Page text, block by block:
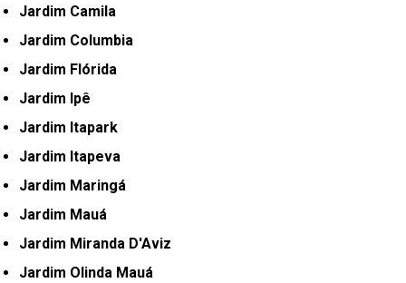
Jardim Camila
Jardim Columbia
Jardim Flórida
Jardim Ipê
Jardim Itapark
Jardim Itapeva
Jardim Maringá
Jardim Mauá
Jardim Miranda D'Aviz
Jardim Olinda Mauá